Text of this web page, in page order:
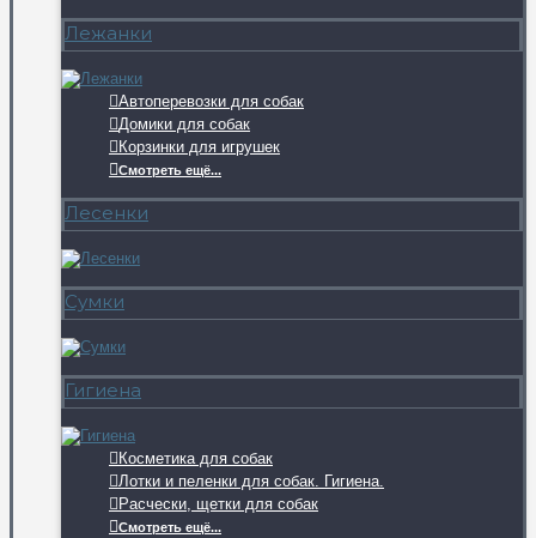
Лежанки
Автоперевозки для собак
Домики для собак
Корзинки для игрушек
Смотреть ещё...
Лесенки
Сумки
Гигиена
Косметика для собак
Лотки и пеленки для собак. Гигиена.
Расчески, щетки для собак
Смотреть ещё...